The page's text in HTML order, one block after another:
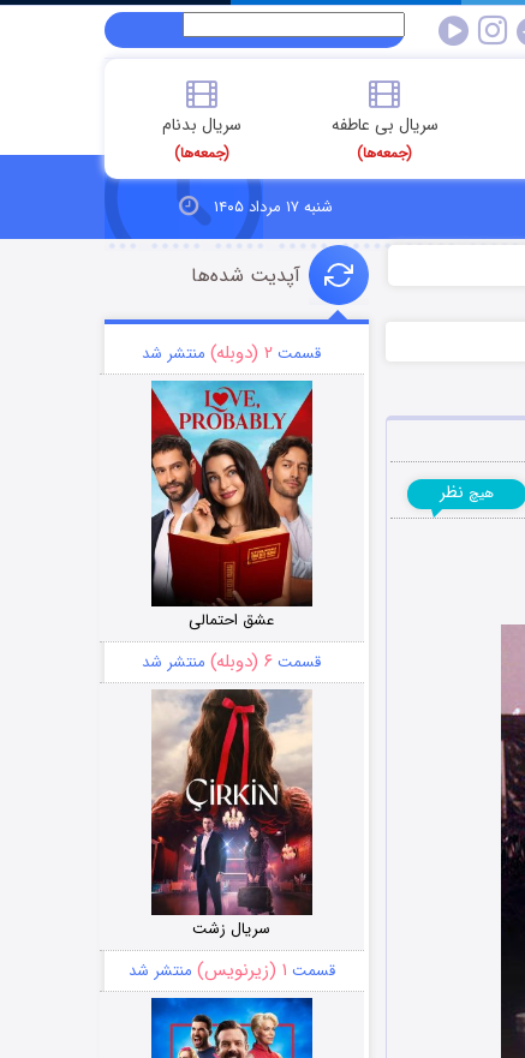
سریال بی عاطفه
(جمعه‌ها)
سریال بدنام
(جمعه‌ها)
شنبه ۱۷ مرداد ۱۴۰۵
هیچ نظر
آپدیت شده‌ها
قسمت ۲ (دوبله) منتشر شد
عشق احتمالی
قسمت ۶ (دوبله) منتشر شد
سریال زشت
قسمت ۱ (زیرنویس) منتشر شد